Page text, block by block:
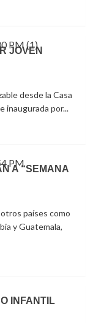
JOVEN
desde la Casa
inaugurada por...
A “SEMANA
países como
y Guatemala,
INFANTIL